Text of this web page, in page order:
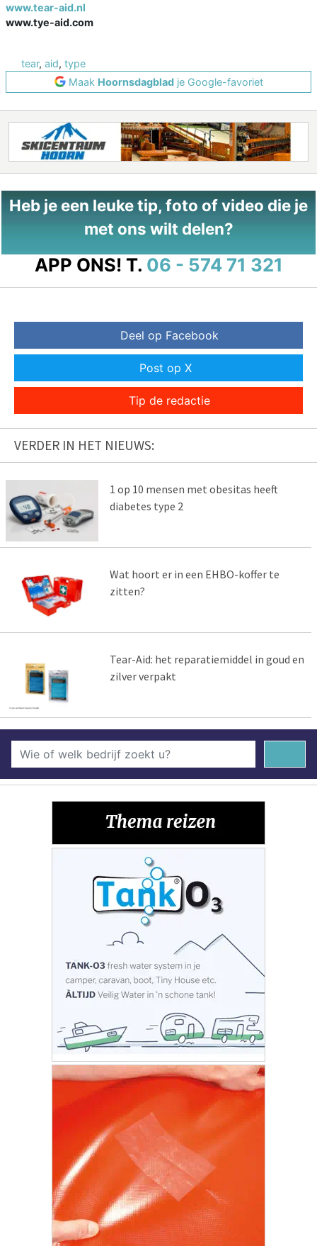
www.tear-aid.nl
www.tye-aid.com
tear, aid, type
Maak Hoornsdagbladje Google-favoriet
Heb je een leuke tip, foto of video die je
met ons wilt delen?
APP ONS! T. 06 - 574 71 321
Deel op Facebook
Post op X
Tip de redactie
VERDER IN HET NIEUWS:
1 op 10 mensen met obesitas heeft
diabetes type 2
Wat hoort er in een EHBO-koffer te
zitten?
Tear-Aid: het reparatiemiddel in goud en
zilver verpakt